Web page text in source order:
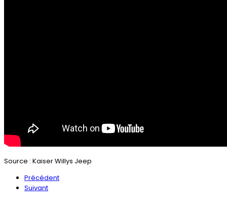
Source : Kaiser Willys Jeep
Précédent
Suivant